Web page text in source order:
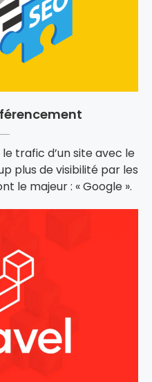
trafic d’un site avec le
plus de visibilité par les
le majeur : « Google ».